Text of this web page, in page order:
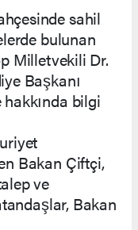
sahil
bulunan
Milletvekili Dr.
Başkanı
bilgi
Bakan Çiftçi,
ve
Bakan